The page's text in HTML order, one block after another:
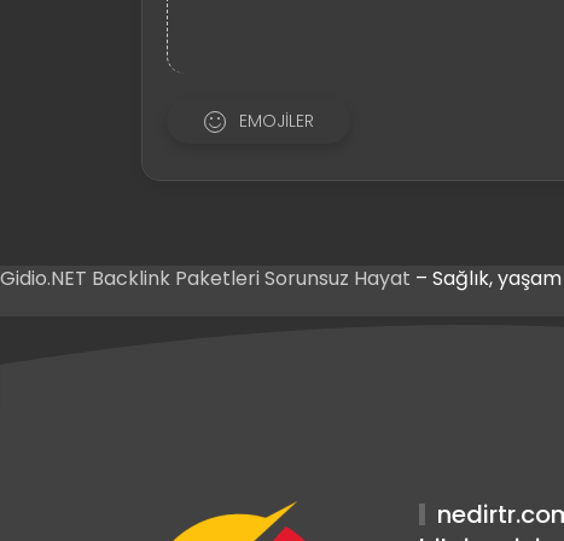
EMOJILER
Gidio.NET Backlink Paketleri Sorunsuz Hayat – Sağlık,